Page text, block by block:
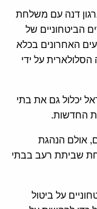
דנה עם משלחת
האסירים הביטחוניים של
האחרונים בכלא
על ידי
יכלול גם את בתי
החדשות.
אולם הנהגת
שביתת רעב בבתי
על ביטול